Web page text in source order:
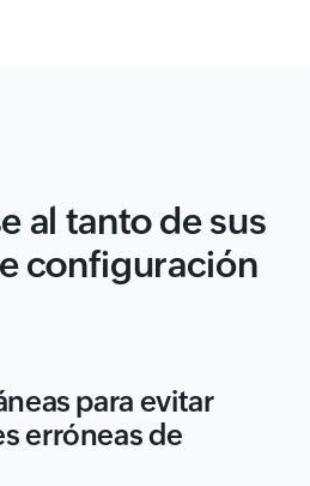
al tanto de sus
configuración
para evitar
erróneas de